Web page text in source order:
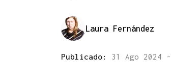
Laura Fernández
Publicado: 31 Ago 2024